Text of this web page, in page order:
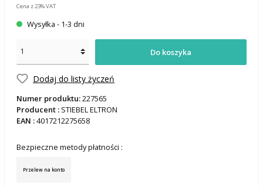
Cena z 23% VAT
Wysyłka - 1-3 dni
Do koszyka
Dodaj do listy życzeń
Numer produktu:227565
Producent : STIEBEL ELTRON
EAN :4017212275658
Bezpieczne metody płatności :
Przelew na konto